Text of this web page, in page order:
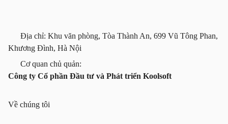
Địa chỉ: Khu văn phòng, Tòa Thành An, 699 Vũ Tông Phan,
Khương Đình, Hà Nội
Cơ quan chủ quản:
Công ty Cổ phần Đầu tư và Phát triển Koolsoft
Về chúng tôi